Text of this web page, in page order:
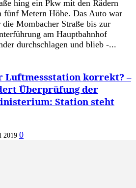
hing ein Pkw mit den Rädern
fünf Metern Höhe. Das Auto war
Mombacher Straße bis zur
am Hauptbahnhof
durchschlagen und blieb -...
Luftmessstation korrekt? –
Überprüfung der
Station steht
2019 0